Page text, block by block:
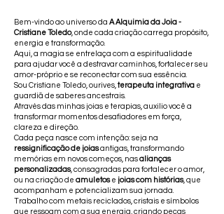
Bem-vindo ao universo da A Alquimia da Joia -
Cristiane Toledo, onde cada criação carrega propósito,
energia e transformação.
Aqui, a magia se entrelaça com a espiritualidade
para ajudar você a destravar caminhos, fortalecer seu
amor-próprio e se reconectar com sua essência.
Sou Cristiane Toledo, ourives, terapeuta integrativa e
guardiã de saberes ancestrais.
Através das minhas joias e terapias, auxilio você a
transformar momentos desafiadores em força,
clareza e direção.
Cada peça nasce com intenção: seja na
ressignificação de joiasantigas, transformando
memórias em novos começos, nasalianças
personalizadas, consagradas para fortalecer o amor,
ou na criação de amuletose joias com histórias, que
acompanham e potencializam sua jornada.
Trabalho com metais reciclados, cristais e símbolos
que ressoam com a sua energia, criando peças